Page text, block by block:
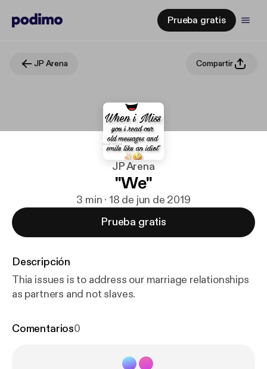
Prueba gratis
JP Arena Compartir
JP Arena
"We"
3 min · 18 de jun de 2019
Prueba gratis
Descripción
Thia issues is to address our marriage relationships
as partners and not slaves.
Comentarios0